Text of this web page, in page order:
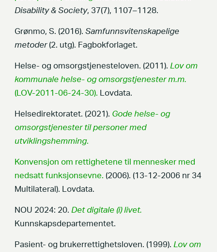
Disability & Society, 37(7), 1107–1128.
Grønmo, S. (2016). Samfunnsvitenskapelige
metoder(2. utg). Fagbokforlaget.
Helse- og omsorgstjenesteloven. (2011). Lov om
kommunale helse- og omsorgstjenester m.m.
(LOV-2011-06-24-30). Lovdata.
Helsedirektoratet. (2021). Gode helse- og
omsorgstjenester til personer med
utviklingshemming.
Konvensjon om rettighetene til mennesker med
nedsatt funksjonsevne. (2006). (13-12-2006 nr 34
Multilateral). Lovdata.
NOU 2024: 20. Det digitale (i) livet.
Kunnskapsdepartementet.
Pasient- og brukerrettighetsloven. (1999). Lov om